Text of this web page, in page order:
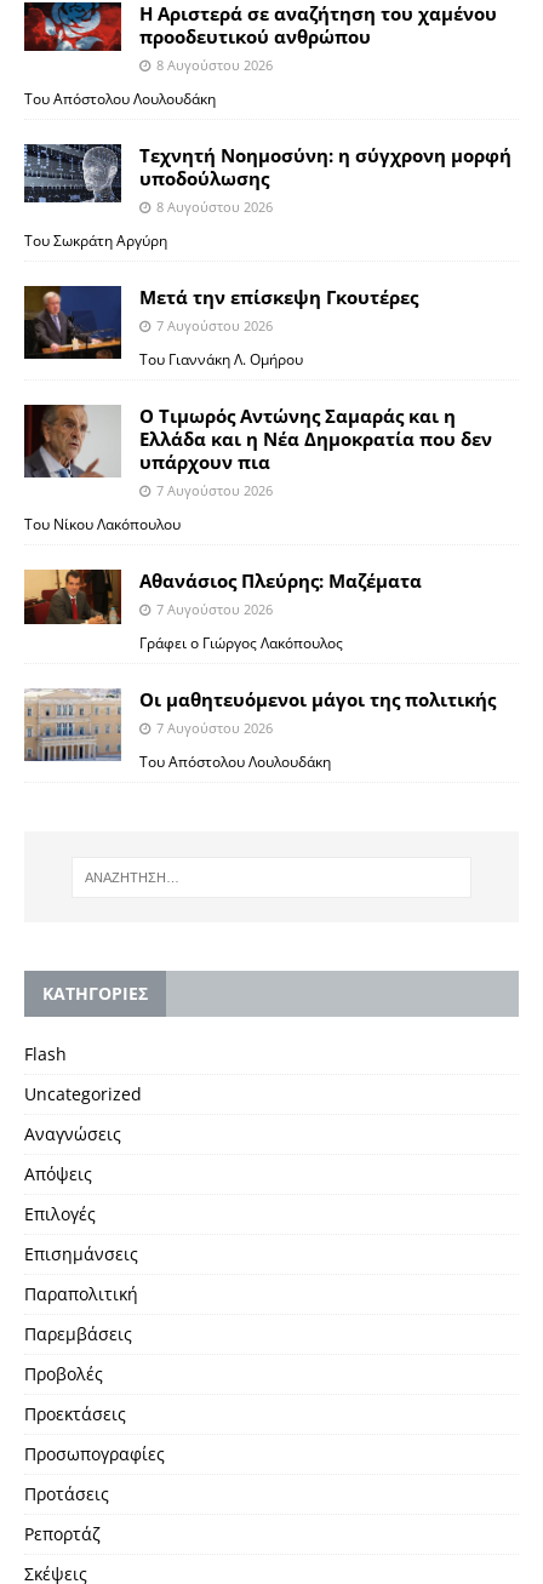
Η Αριστερά σε αναζήτηση του χαμένου
προοδευτικού ανθρώπου
8 Αυγούστου 2026
Του Απόστολου Λουλουδάκη
Τεχνητή Νοημοσύνη: η σύγχρονη μορφή
υποδούλωσης
8 Αυγούστου 2026
Του Σωκράτη Αργύρη
Μετά την επίσκεψη Γκουτέρες
7 Αυγούστου 2026
Του Γιαννάκη Λ. Ομήρου
Ο Τιμωρός Αντώνης Σαμαράς και η
Ελλάδα και η Νέα Δημοκρατία που δεν
υπάρχουν πια
7 Αυγούστου 2026
Του Νίκου Λακόπουλου
Αθανάσιος Πλεύρης: Μαζέματα
7 Αυγούστου 2026
Γράφει ο Γιώργος Λακόπουλος
Οι μαθητευόμενοι μάγοι της πολιτικής
7 Αυγούστου 2026
Του Απόστολου Λουλουδάκη
KΑΤΗΓΟΡΙΕΣ
Flash
Uncategorized
Αναγνώσεις
Απόψεις
Επιλογές
Επισημάνσεις
Παραπολιτική
Παρεμβάσεις
Προβολές
Προεκτάσεις
Προσωπογραφίες
Προτάσεις
Ρεπορτάζ
Σκέψεις